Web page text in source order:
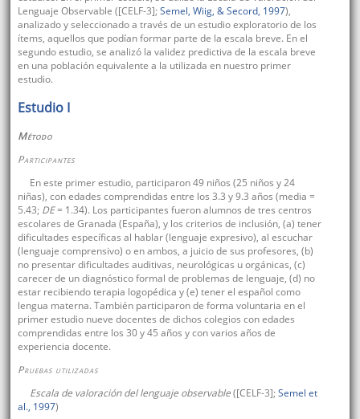
Lenguaje Observable ([CELF-3]; Semel, Wiig, & Secord, 1997),
analizado y seleccionado a través de un estudio exploratorio de los
ítems, aquellos que podían formar parte de la escala breve. En el
segundo estudio, se analizó la validez predictiva de la escala breve
en una población equivalente a la utilizada en nuestro primer
estudio.
Estudio I
Método
Participantes
En este primer estudio, participaron 49 niños (25 niños y 24
niñas), con edades comprendidas entre los 3.3 y 9.3 años (media =
5.43; DE= 1.34). Los participantes fueron alumnos de tres centros
escolares de Granada (España), y los criterios de inclusión, (a) tener
dificultades específicas al hablar (lenguaje expresivo), al escuchar
(lenguaje comprensivo) o en ambos, a juicio de sus profesores, (b)
no presentar dificultades auditivas, neurológicas u orgánicas, (c)
carecer de un diagnóstico formal de problemas de lenguaje, (d) no
estar recibiendo terapia logopédica y (e) tener el español como
lengua materna. También participaron de forma voluntaria en el
primer estudio nueve docentes de dichos colegios con edades
comprendidas entre los 30 y 45 años y con varios años de
experiencia docente.
Pruebas utilizadas
Escala de valoración del lenguaje observable([CELF-3]; Semel et
al., 1997)